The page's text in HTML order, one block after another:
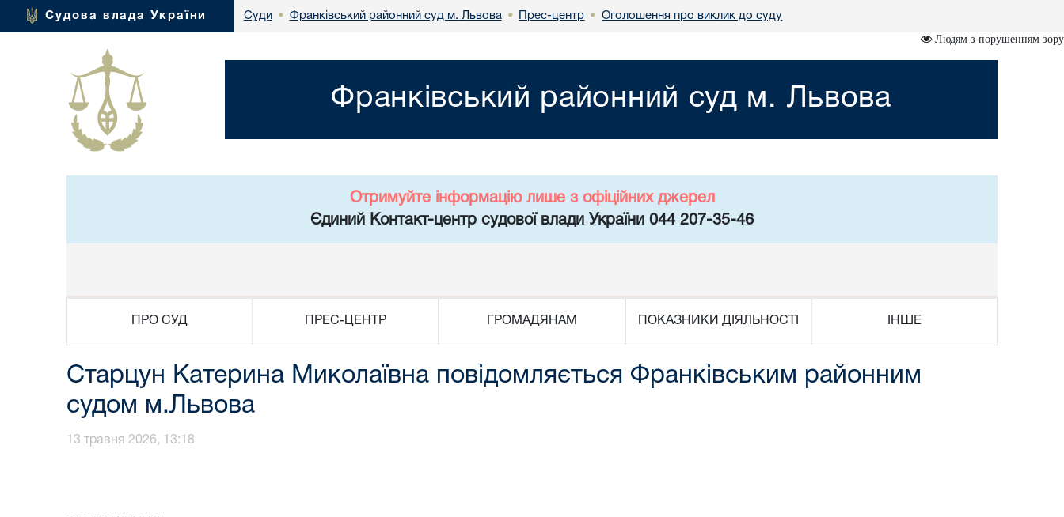
Судова влада України Суди • Франківський районний суд м. Львова • Прес-центр • Оголошення про виклик до суду
Людям з порушенням зору
Франківський районний суд м. Львова
Отримуйте інформацію лише з офіційних джерел
Єдиний Контакт-центр судової влади України 044 207-35-46
ПРО СУД ПРЕС-ЦЕНТР ГРОМАДЯНАМ ПОКАЗНИКИ ДІЯЛЬНОСТІ ІНШЕ
Старцун Катерина Миколаївна повідомляється Франківським районним
судом м.Львова
13 травня 2026, 13:18